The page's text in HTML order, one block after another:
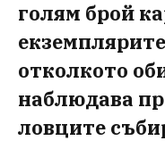
голям брой
отколкото
наблюдава
ловците